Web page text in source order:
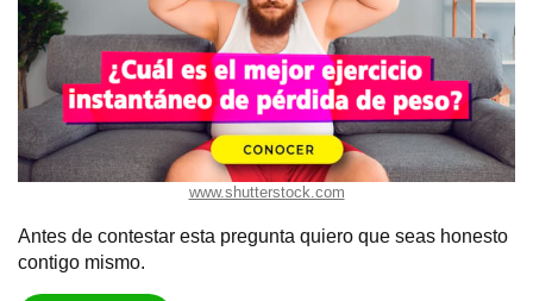
www.shutterstock.com
Antes de contestar esta pregunta quiero que seas honesto
contigo mismo.